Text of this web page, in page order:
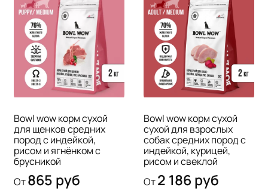
Bowl wow корм сухой
для щенков средних
пород с индейкой,
рисом и ягнёнком с
брусникой
От865 руб
Bowl wow корм сухой
сухой для взрослых
собак средних пород с
индейкой, курицей,
рисом и свеклой
От2 186 руб